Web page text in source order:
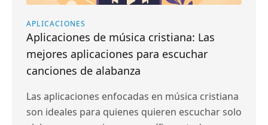
APLICACIONES
Aplicaciones de música cristiana: Las
mejores aplicaciones para escuchar
canciones de alabanza
Las aplicaciones enfocadas en música cristiana
son ideales para quienes quieren escuchar solo